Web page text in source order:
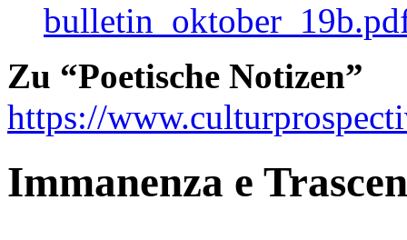
Zu “Poetische Notizen”
https://
Immanenza e